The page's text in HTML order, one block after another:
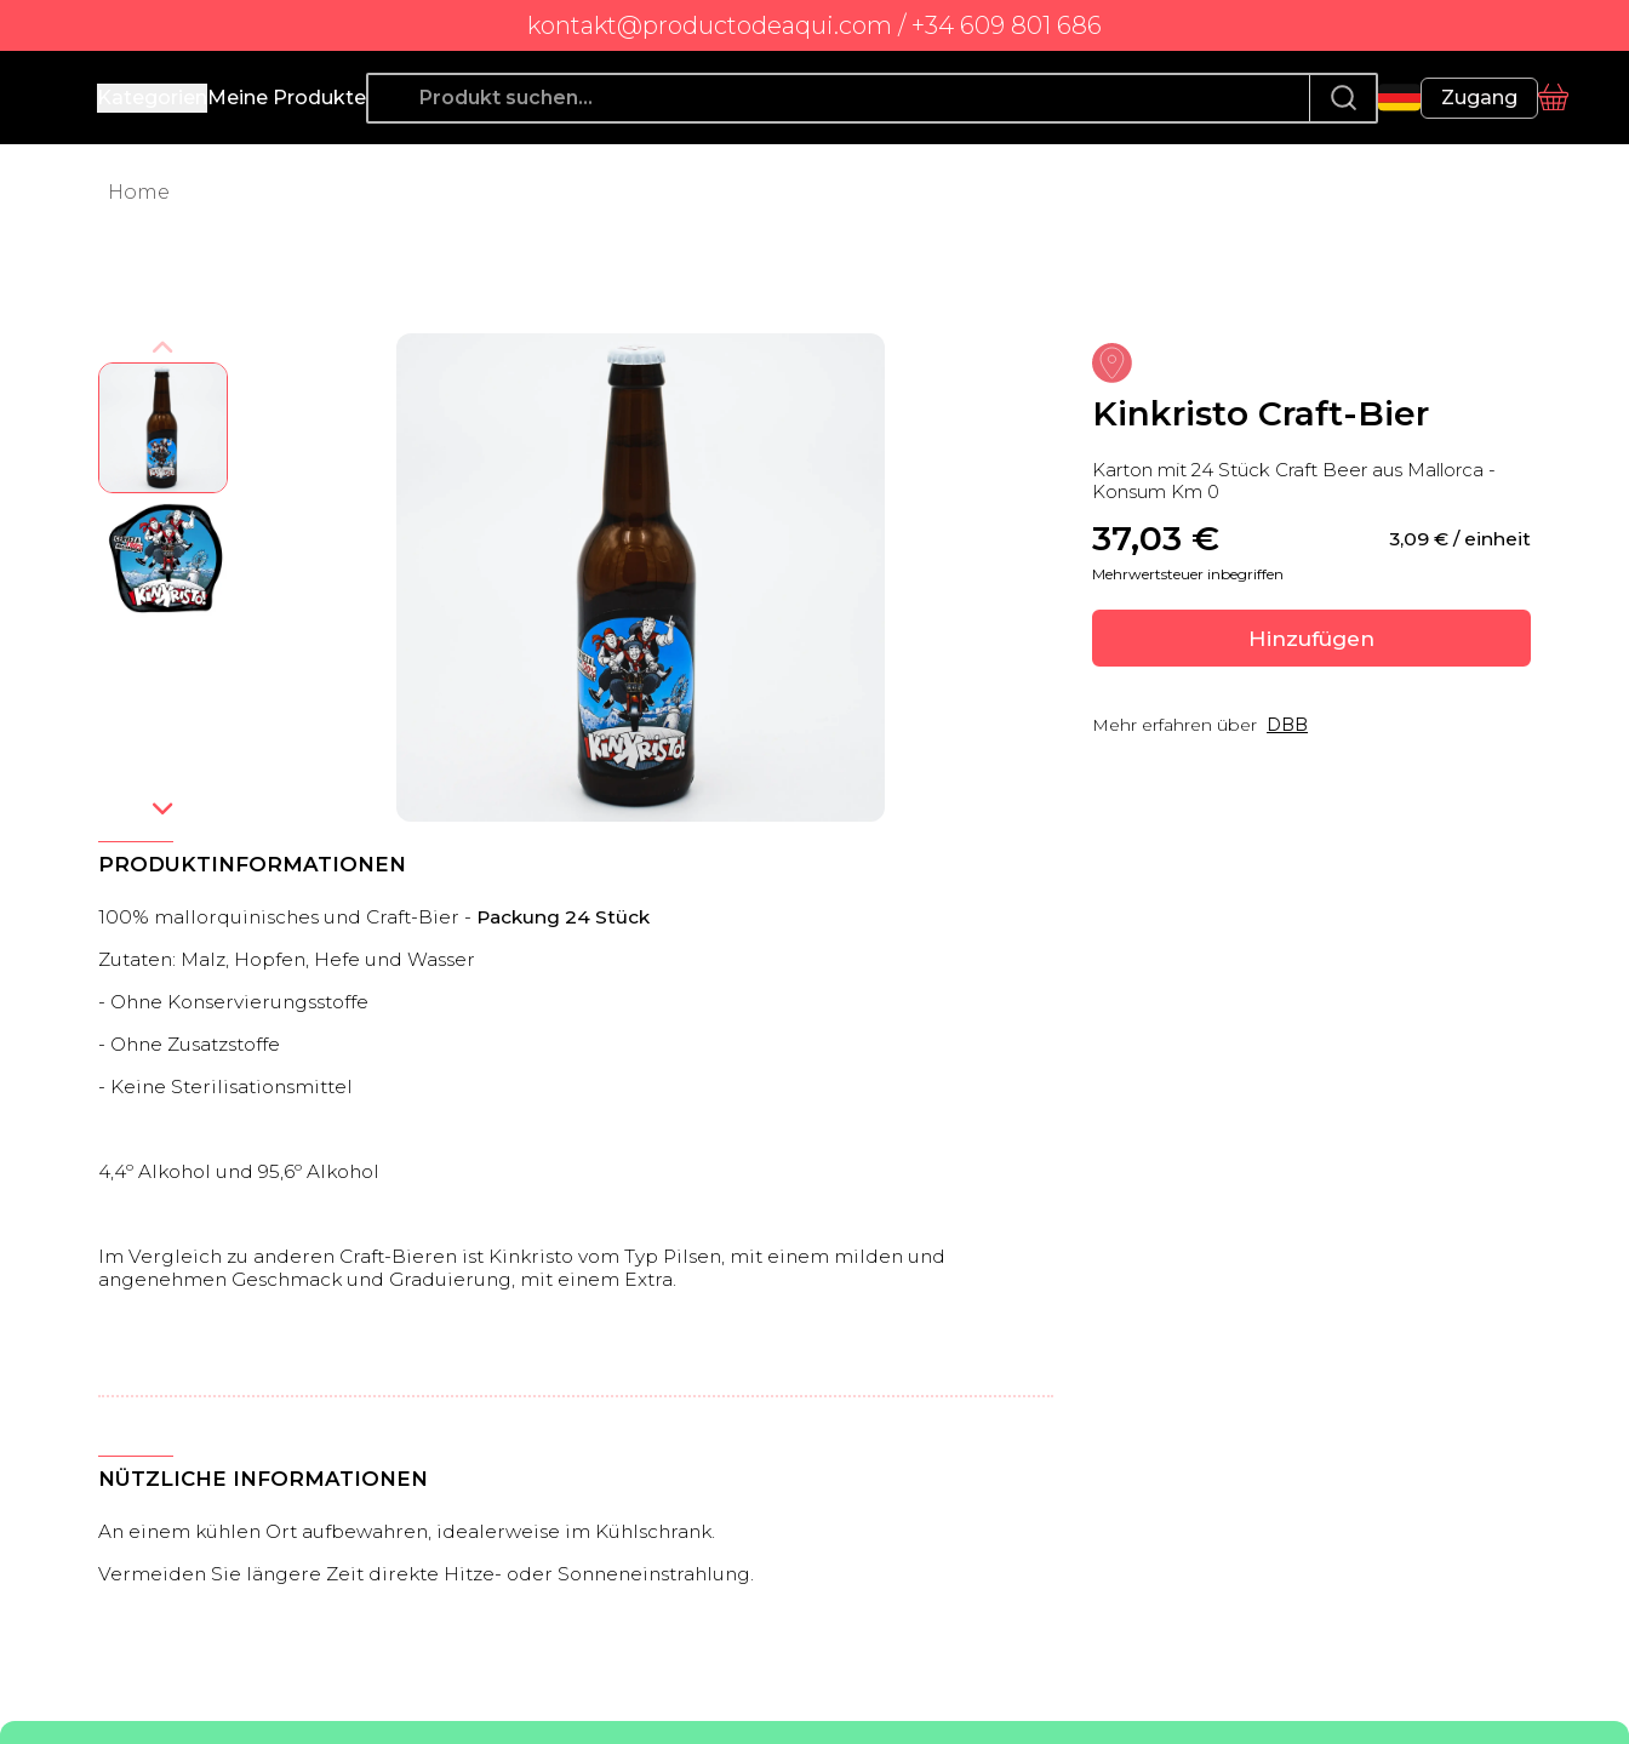
kontakt@productodeaqui.com / +34 609 801 686
Producto de Aquí
Meine Produkte Zugang
Profil
Korb
Home
Kinkristo Craft-Bier
Karton mit 24 Stück Craft Beer aus Mallorca -
Konsum Km 0
37,03 € 3,09 € / einheit
Mehrwertsteuer inbegriffen
Hinzufügen
Mehr erfahren über DBB
PRODUKTINFORMATIONEN
100% mallorquinisches und Craft-Bier - Packung 24 Stück
Zutaten: Malz, Hopfen, Hefe und Wasser
- Ohne Konservierungsstoffe
- Ohne Zusatzstoffe
- Keine Sterilisationsmittel
4,4º Alkohol und 95,6º Alkohol
Im Vergleich zu anderen Craft-Bieren ist Kinkristo vom Typ Pilsen, mit einem milden und
angenehmen Geschmack und Graduierung, mit einem Extra.
NÜTZLICHE INFORMATIONEN
An einem kühlen Ort aufbewahren, idealerweise im Kühlschrank.
Vermeiden Sie längere Zeit direkte Hitze- oder Sonneneinstrahlung.